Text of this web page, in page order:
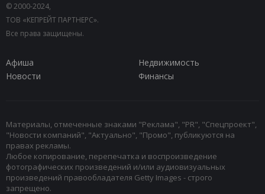
© 2000-2024,
ТОВ «КЕПРЕЙТ ПАРТНЕРС».
Все права защищены.
Афиша
Недвижимость
Новости
Финансы
Материалы, отмеченные знаками "Реклама", "PR", "Спецпроект",
"Новости компаний", "Актуально", "Промо", публикуются на
правах рекламы.
Любое копирование, перепечатка и воспроизведение
фотографических произведений и/или аудиовизуальных
произведений правообладателя Getty Images - строго
запрещено.